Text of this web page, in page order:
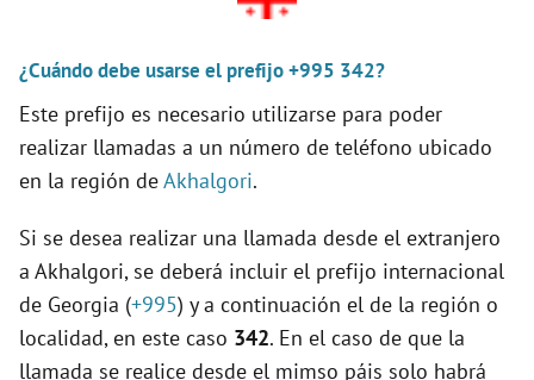
i
e
o
¿Cuándo debe usarse el prefijo +995 342?
Este prefijo es necesario utilizarse para poder
realizar llamadas a un número de teléfono ubicado
en la región deAkhalgori.
Si se desea realizar una llamada desde el extranjero
a Akhalgori, se deberá incluir el prefijo internacional
de Georgia (+995) y a continuación el de la región o
localidad, en este caso 342. En el caso de que la
llamada se realice desde el mimso páis solo habrá